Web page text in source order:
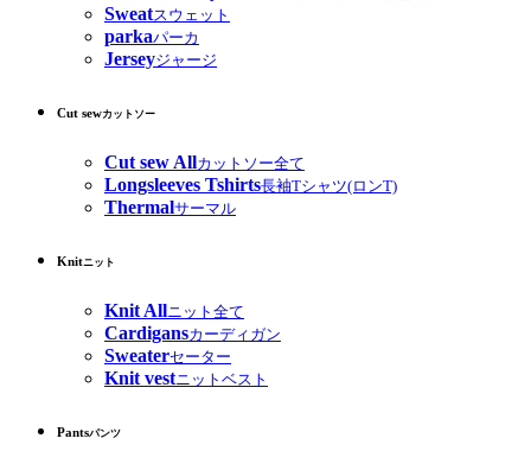
Sweatスウェット
parkaパーカ
Jerseyジャージ
Cut sewカットソー
Cut sew Allカットソー全て
Longsleeves Tshirts長袖Tシャツ(ロンT)
Thermalサーマル
Knitニット
Knit Allニット全て
Cardigansカーディガン
Sweaterセーター
Knit vestニットベスト
Pantsパンツ